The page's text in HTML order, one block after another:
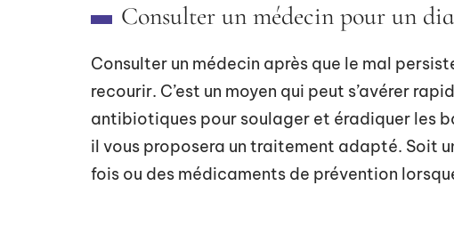
Consulter un médecin pour un
Consulter un médecin après que le mal
recourir. C’est un moyen qui peut s’avérer
antibiotiques pour soulager et éradiquer les
il vous proposera un traitement adapté. Soit
fois ou des médicaments de prévention